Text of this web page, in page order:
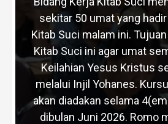
sekitar 50 umat yang
Kitab Suci malam ini.
Kitab Suci ini agar umat
Keilahian Yesus Kristus
melalui Injil Yohanes.
akan diadakan selama
dibulan Juni 2026. Romo